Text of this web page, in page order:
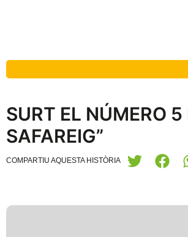
SURT EL NÚMERO 5
SAFAREIG”
COMPARTIU AQUESTA HISTÒRIA